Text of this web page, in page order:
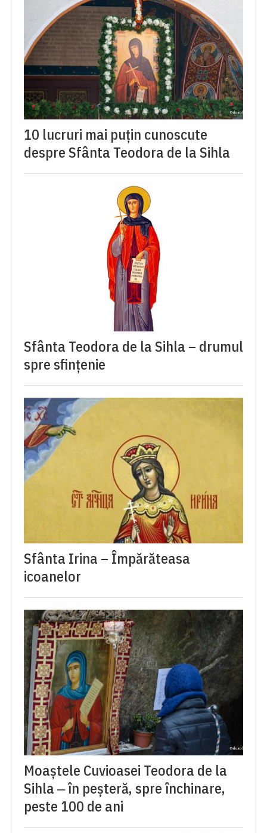
10 lucruri mai puțin cunoscute
despre Sfânta Teodora de la Sihla
Sfânta Teodora de la Sihla – drumul
spre sfințenie
Sfânta Irina – Împărăteasa
icoanelor
Moaștele Cuvioasei Teodora de la
Sihla ‒ în peșteră, spre închinare,
peste 100 de ani